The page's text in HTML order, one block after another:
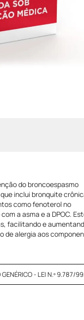
do broncoespasmo
inclui bronquite
como fenoterol no
a asma e a DPOC.
facilitando e
de alergia aos
- LEI N.º 9.787/